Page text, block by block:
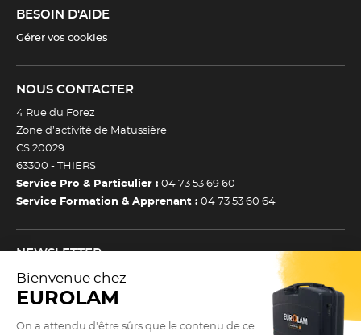
BESOIN D'AIDE
Gérer vos cookies
NOUS CONTACTER
4 Rue du Forez
Zone d’activité de Matussière
CS 20029
63300 - THIERS
Service Pro & Particulier : 04 73 53 69 60
Service Formation & Apprenant : 04 73 53 60 64
NEWSLETTER
Inscrivez-vous à notre newsletter et recevez toutes nos
actualtiés et bons plans.
(Esc)